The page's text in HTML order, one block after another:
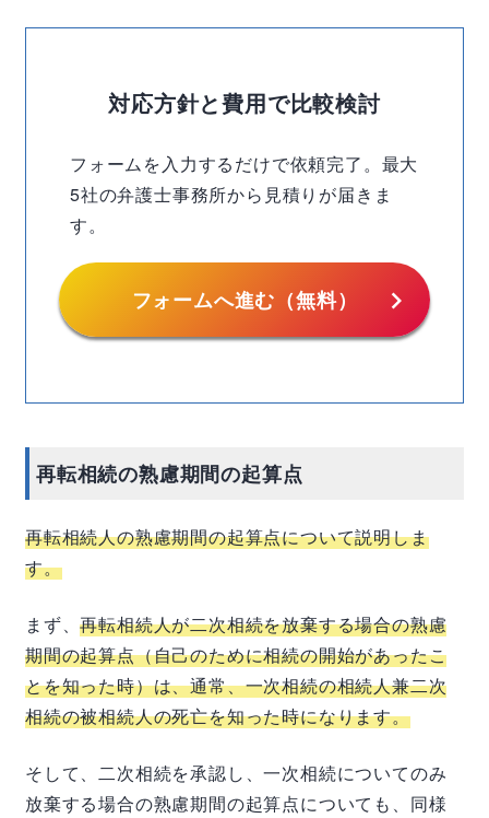
対応方針と費用で比較検討
フォームを入力するだけで依頼完了。最大
5社の弁護士事務所から見積りが届きま
す。
フォームへ進む（無料） chevron_right
再転相続の熟慮期間の起算点
再転相続人の熟慮期間の起算点について説明しま
す。
まず、再転相続人が二次相続を放棄する場合の熟慮
期間の起算点（自己のために相続の開始があったこ
とを知った時）は、通常、一次相続の相続人兼二次
相続の被相続人の死亡を知った時になります。
そして、二次相続を承認し、一次相続についてのみ
放棄する場合の熟慮期間の起算点についても、同様